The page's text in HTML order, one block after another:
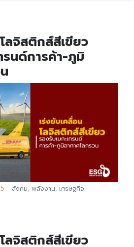
ลจิสติกส์สีเขียว
รนด์การค้า-ภูมิ
สังคม, พลังงาน, เศรษฐกิจ
ลจิสติกส์สีเขียว